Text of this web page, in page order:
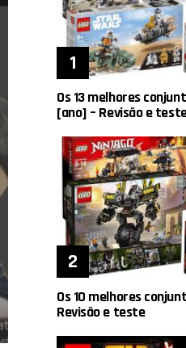
Os 13 melhores
[ano] – Revisão e
Os 10 melhores
Revisão e teste